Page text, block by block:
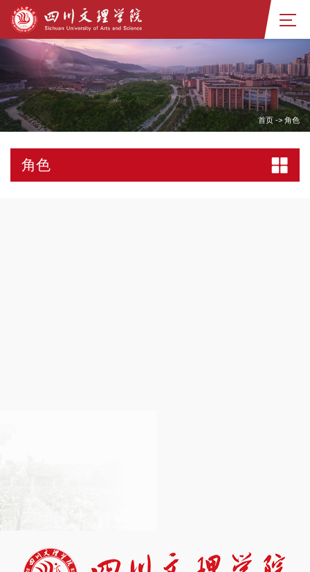
首页 -> 角色
角色